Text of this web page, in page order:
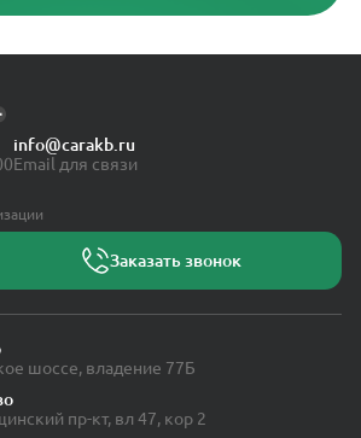
info@carakb.ru
Email для связи
Заказать звонок
шоссе, владение 77Б
пр-кт, вл 47, кор 2